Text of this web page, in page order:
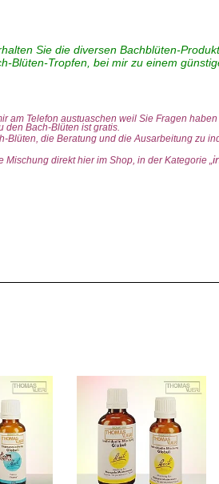
Sie die diversen Bachblüten-
Blüten-Tropfen, bei mir zu einem
am Telefon austuaschen weil Sie Fragen
den Bach-Blüten ist gratis.
Blüten, die Beratung und die Ausarbeitung zu
direkt hier im Shop, in der Kategorie „